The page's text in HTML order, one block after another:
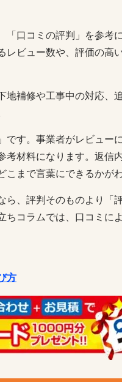
「口コミの評判」を参考
レビュー数や、評価の
地補修や工事中の対応、
です。事業者がレビュー
考材料になります。返信
まで言葉にできるかが
ら、評判そのものより「
ちコラムでは、口コミに
方